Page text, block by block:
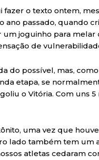
fazer o texto ontem,
passado, quando
joguinho para melar
de
do possível, mas,
etapa, se
o Vitória. Com uns
uma vez que
lado também tem um
atletas cedaram